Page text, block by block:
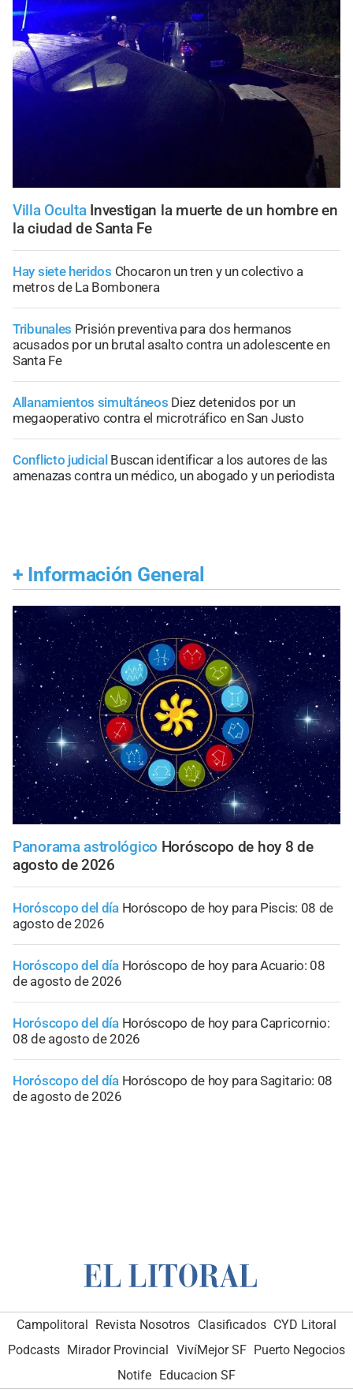
Villa Oculta Investigan la muerte de un hombre en
la ciudad de Santa Fe
Hay siete heridos Chocaron un tren y un colectivo a
metros de La Bombonera
Tribunales Prisión preventiva para dos hermanos
acusados por un brutal asalto contra un adolescente en
Santa Fe
Allanamientos simultáneos Diez detenidos por un
megaoperativo contra el microtráfico en San Justo
Conflicto judicial Buscan identificar a los autores de las
amenazas contra un médico, un abogado y un periodista
+ Información General
Panorama astrológico Horóscopo de hoy 8 de
agosto de 2026
Horóscopo del día Horóscopo de hoy para Piscis: 08 de
agosto de 2026
Horóscopo del día Horóscopo de hoy para Acuario: 08
de agosto de 2026
Horóscopo del día Horóscopo de hoy para Capricornio:
08 de agosto de 2026
Horóscopo del día Horóscopo de hoy para Sagitario: 08
de agosto de 2026
Campolitoral Revista Nosotros Clasificados CYD Litoral
Podcasts Mirador Provincial VivíMejor SF Puerto Negocios
Notife
Educacion SF